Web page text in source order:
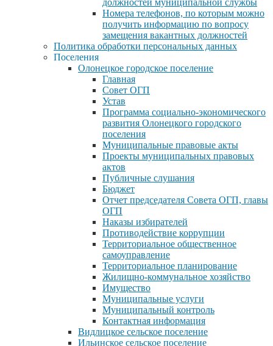
Номера телефонов, по которым можно
получить информацию по вопросу
замещения вакантных должностей
Политика обработки персональных данных
Поселения
Олонецкое городское поселение
Главная
Совет ОГП
Устав
Программа социально-экономического
развития Олонецкого городского
поселения
Муниципальные правовые акты
Проекты муниципальных правовых
актов
Публичные слушания
Бюджет
Отчет председателя Совета ОГП, главы
ОГП
Наказы избирателей
Противодействие коррупции
Территориальное общественное
самоуправление
Территориальное планирование
Жилищно-коммунальное хозяйство
Имущество
Муниципальные услуги
Муниципальный контроль
Контактная информация
Видлицкое сельское поселение
Ильинское сельское поселение